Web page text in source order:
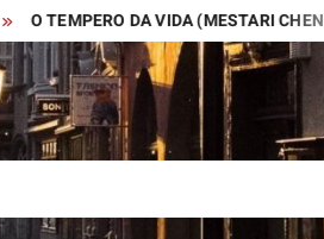
DA VIDA (MESTARI CHENG –